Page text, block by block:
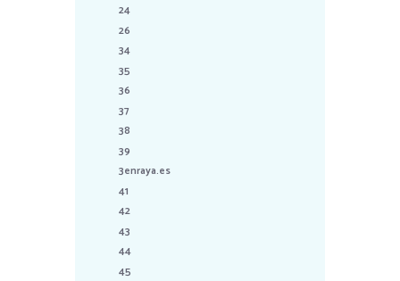
24
26
34
35
36
37
38
39
3enraya.es
41
42
43
44
45